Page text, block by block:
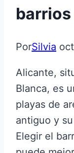
PorSilvia
Alicante,
Blanca, es
playas de
antiguo y
Elegir el